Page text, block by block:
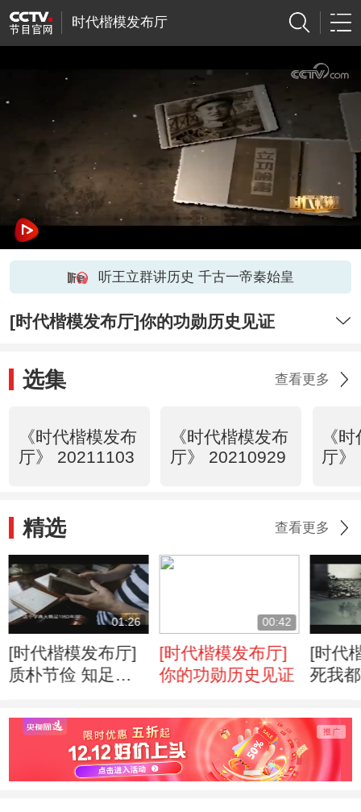
时代楷模发布厅
听王立群讲历史 千古一帝秦始皇
[时代楷模发布厅]你的功勋历史见证
选集 查看更多
《时代楷模发布
厅》 20211103
《时代楷模发布
厅》 20210929
《
厅》
精选 查看更多
01:26
[时代楷模发布厅]
质朴节俭 知足常
00:42
[时代楷模发布厅]
你的功勋历史见证
[时代
死我